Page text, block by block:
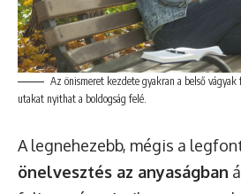
Az önismeret kezdete gyakran a belső
utakat nyithat a boldogság felé.
A legnehezebb, mégis a
önelvesztés az anyaságban